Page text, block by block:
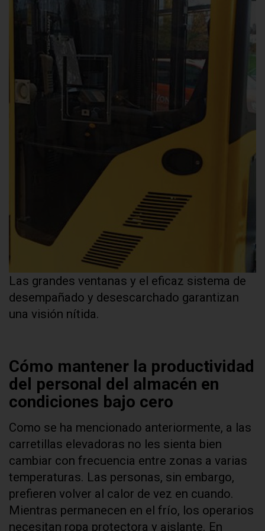
Las grandes ventanas y el eficaz sistema de
desempañado y desescarchado garantizan
una visión nítida.
Cómo mantener la productividad
del personal del almacén en
condiciones bajo cero
Como se ha mencionado anteriormente, a las
carretillas elevadoras no les sienta bien
cambiar con frecuencia entre zonas a varias
temperaturas. Las personas, sin embargo,
prefieren volver al calor de vez en cuando.
Mientras permanecen en el frío, los operarios
necesitan ropa protectora y aislante. En